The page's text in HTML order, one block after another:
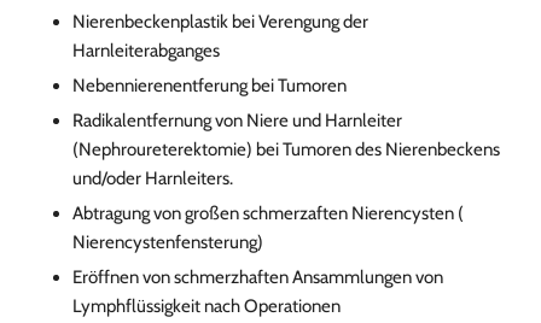
Nierenbeckenplastik bei Verengung der
Harnleiterabganges
Nebennierenentferung bei Tumoren
Radikalentfernung von Niere und Harnleiter
(Nephroureterektomie) bei Tumoren des Nierenbeckens
und/oder Harnleiters.
Abtragung von großen schmerzaften Nierencysten (
Nierencystenfensterung)
Eröffnen von schmerzhaften Ansammlungen von
Lymphflüssigkeit nach Operationen